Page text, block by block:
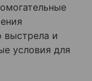
выстрела и
условия для